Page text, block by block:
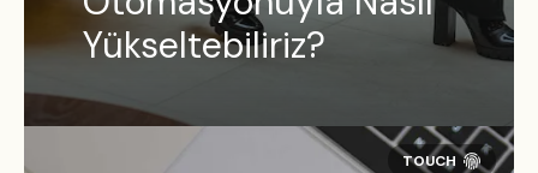
Yükseltebiliriz?